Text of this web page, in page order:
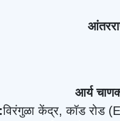
आर्य
विरंगुळा केंद्र,कॉड रोड (